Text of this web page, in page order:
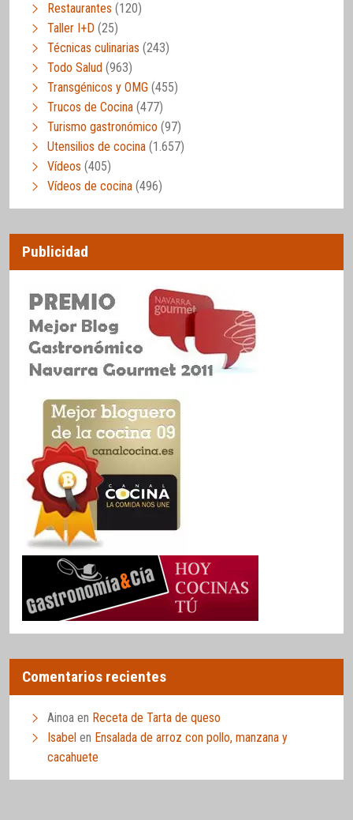
Restaurantes (120)
Taller I+D (25)
Técnicas culinarias (243)
Todo Salud (963)
Transgénicos y OMG (455)
Trucos de Cocina (477)
Turismo gastronómico (97)
Utensilios de cocina (1.657)
Vídeos (405)
Vídeos de cocina (496)
Publicidad
Comentarios recientes
Ainoa en Receta de Tarta de queso
Isabel en Ensalada de arroz con pollo, manzana y
cacahuete